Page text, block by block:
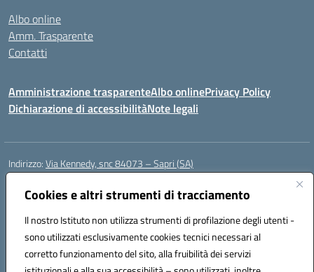
Cookies e altri strumenti di tracciamento
Il nostro Istituto non utilizza strumenti di profilazione degli utenti -
sono utilizzati esclusivamente cookies tecnici necessari al
corretto funzionamento del sito, alla fruibilità dei servizi
Albo online
Amm. Trasparente
Contatti
Amministrazione trasparenteAlbo onlinePrivacy Policy
Dichiarazione di accessibilitàNote legali
Indirizzo:Via Kennedy, snc 84073 – Sapri (SA)
Centralino:
Posta elettronica certificata (PEC):saic878008@pec.istruzione.it
Codice fiscale: 84002700650
Codice meccanografico:SAIC878008
Codice Indice delle Pubbliche Amministrazioni (IPA): istsc_saic878008
Codice unico di fatturazione (CUF): UFYPHY